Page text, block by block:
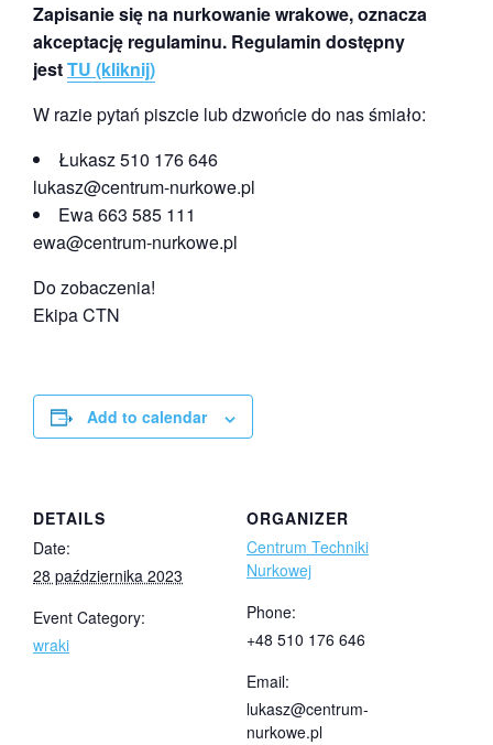
Zapisanie się na nurkowanie wrakowe, oznacza
akceptację regulaminu. Regulamin dostępny
jestTU (kliknij)
W razie pytań piszcie lub dzwońcie do nas śmiało:
Łukasz 510 176 646
lukasz@centrum-nurkowe.pl
Ewa 663 585 111
ewa@centrum-nurkowe.pl
Do zobaczenia!
Ekipa CTN
Add to calendar
DETAILS
Date:
28 października 2023
Event Category:
wraki
ORGANIZER
Centrum Techniki
Nurkowej
Phone:
+48 510 176 646
Email:
lukasz@centrum-
nurkowe.pl